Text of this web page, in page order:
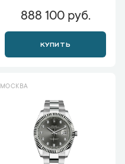
888 100 руб.
КУПИТЬ
МОСКВА